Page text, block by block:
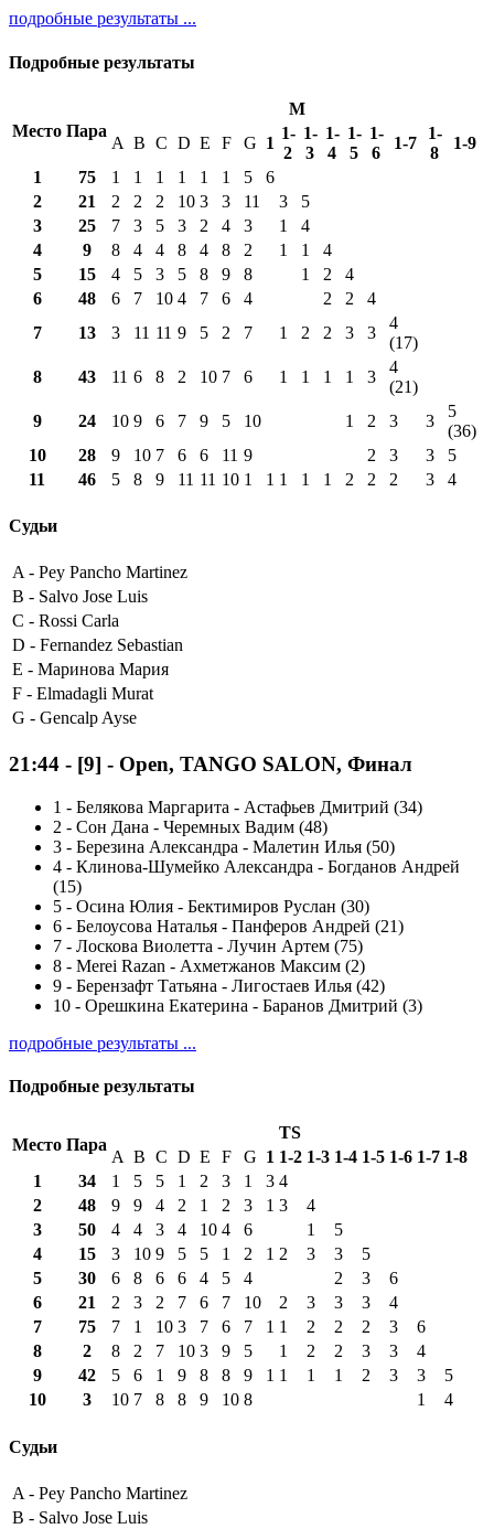
подробные результаты ...
Подробные результаты
Место Пара
M
A B C D E F G 1
1-
2
1-
3
1-
4
1-
5
1-
6
1-7
1-
8
1-9
1
75 1 1 1 1 1 1 5
6
2
21 2 2 2 10 3 3 11 3
5
3
25 7 3 5 3 2 4 3 1
4
4
9 8 4 4 8 4 8 2 1 1
4
5
15 4 5 3 5 8 9 8 1 2
4
6
48 6 7 10 4 7 6 4 2 2
4
7
13 3 11 11 9 5 2 7 1 2 2 3 3
4
(17)
8
43 11 6 8 2 10 7 6 1 1 1 1 3
4
(21)
9
24 10 9 6 7 9 5 10 1 2 3 3
5
(36)
10
28 9 10 7 6 6 11 9 2 3 3
5
11
46 5 8 9 11 11 10 1 1 1 1 1 2 2 2 3 4
Судьи
A - Pey Pancho Martinez
B - Salvo Jose Luis
C - Rossi Carla
D - Fernandez Sebastian
E - Маринова Мария
F - Elmadagli Murat
G - Gencalp Ayse
21:44 - [9] - Open, TANGO SALON, Финал
1 - Белякова Маргарита - Астафьев Дмитрий (34)
2 - Сон Дана - Черемных Вадим (48)
3 - Березина Александра - Малетин Илья (50)
4 - Клинова-Шумейко Александра - Богданов Андрей
(15)
5 - Осина Юлия - Бектимиров Руслан (30)
6 - Белоусова Наталья - Панферов Андрей (21)
7 - Лоскова Виолетта - Лучин Артем (75)
8 - Merei Razan - Ахметжанов Максим (2)
9 - Берензафт Татьяна - Лигостаев Илья (42)
10 - Орешкина Екатерина - Баранов Дмитрий (3)
подробные результаты ...
Подробные результаты
Место Пара
TS
A B C D E F G 1 1-2 1-3 1-4 1-5 1-6 1-7 1-8
1
34 1 5 5 1 2 3 1 3 4
2
48 9 9 4 2 1 2 3 1 3
4
3
50 4 4 3 4 10 4 6 1
5
4
15 3 10 9 5 5 1 2 1 2 3 3
5
5
30 6 8 6 6 4 5 4 2 3
6
6
21 2 3 2 7 6 7 10 2 3 3 3
4
7
75 7 1 10 3 7 6 7 1 1 2 2 2 3
6
8
2 8 2 7 10 3 9 5 1 2 2 3 3
4
9
42 5 6 1 9 8 8 9 1 1 1 1 2 3 3
5
10
3 10 7 8 8 9 10 8 1 4
Судьи
A - Pey Pancho Martinez
B - Salvo Jose Luis